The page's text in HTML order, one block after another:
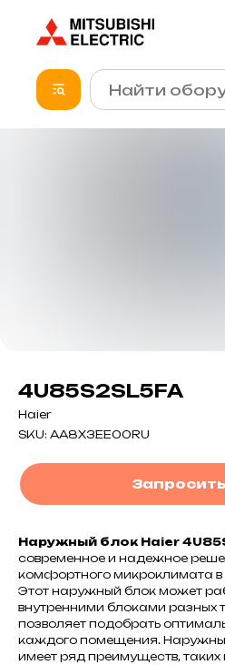
4U85S2SL5FA
Haier
SKU: AA8X3EE00RU
Запросить
Наружный блок Haier
современное и надежное
комфортного микроклимата
Этот наружный блок может
внутренними блоками разных
позволяет подобрать
каждого помещения.
имеет ряд преимуществ, таких